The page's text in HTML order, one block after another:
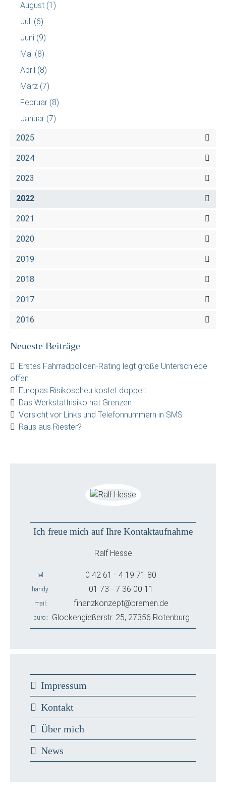
August (1)
Juli (6)
Juni (9)
Mai (8)
April (8)
März (7)
Februar (8)
Januar (7)
2025
2024
2023
2022
2021
2020
2019
2018
2017
2016
Neueste Beiträge
Erstes Fahrradpolicen-Rating legt große Unterschiede
offen
Europas Risikoscheu kostet doppelt
Das Werkstattrisiko hat Grenzen
Vorsicht vor Links und Telefonnummern in SMS
Raus aus Riester?
Ich freue mich auf Ihre Kontaktaufnahme
Ralf Hesse
tel 0 42 61 - 4 19 71 80
handy 01 73 - 7 36 00 11
mail finanzkonzept@bremen.de
büro: Glockengießerstr. 25, 27356 Rotenburg
Impressum
Kontakt
Über mich
News